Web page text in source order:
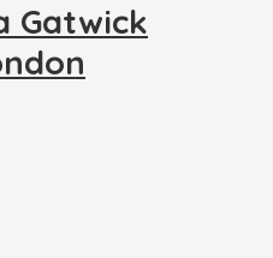
Gatwick